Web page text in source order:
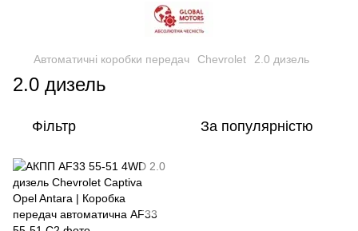
Автоматичні коробки передач Chevrolet 2.0 дизель
2.0 дизель
Фільтр За популярністю